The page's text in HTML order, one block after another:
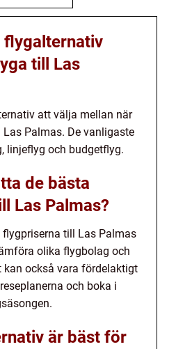
flygalternativ
till Las
att välja mellan när
Palmas. De vanligaste
linjeflyg och budgetflyg.
de bästa
Las Palmas?
till Las Palmas
olika flygbolag och
kan också vara fördelaktigt
och boka i
är bäst för